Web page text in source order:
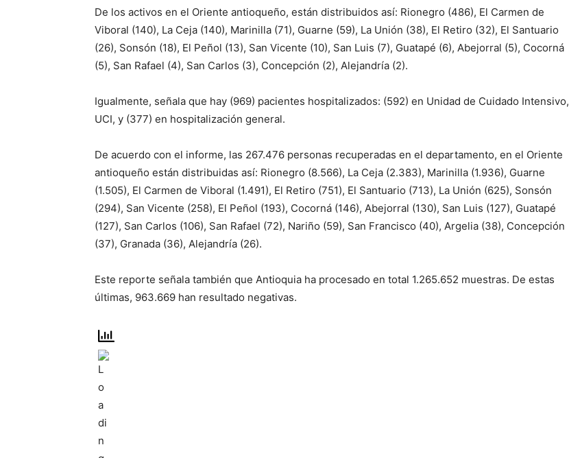
De los activos en el Oriente antioqueño, están distribuidos así: Rionegro (486), El Carmen de
Viboral (140), La Ceja (140), Marinilla (71), Guarne (59), La Unión (38), El Retiro (32), El Santuario
(26), Sonsón (18), El Peñol (13), San Vicente (10), San Luis (7), Guatapé (6), Abejorral (5), Cocorná
(5), San Rafael (4), San Carlos (3), Concepción (2), Alejandría (2).
Igualmente, señala que hay (969) pacientes hospitalizados: (592) en Unidad de Cuidado Intensivo,
UCI, y (377) en hospitalización general.
De acuerdo con el informe, las 267.476 personas recuperadas en el departamento, en el Oriente
antioqueño están distribuidas así: Rionegro (8.566), La Ceja (2.383), Marinilla (1.936), Guarne
(1.505), El Carmen de Viboral (1.491), El Retiro (751), El Santuario (713), La Unión (625), Sonsón
(294), San Vicente (258), El Peñol (193), Cocorná (146), Abejorral (130), San Luis (127), Guatapé
(127), San Carlos (106), San Rafael (72), Nariño (59), San Francisco (40), Argelia (38), Concepción
(37), Granada (36), Alejandría (26).
Este reporte señala también que Antioquia ha procesado en total 1.265.652 muestras. De estas
últimas, 963.669 han resultado negativas.